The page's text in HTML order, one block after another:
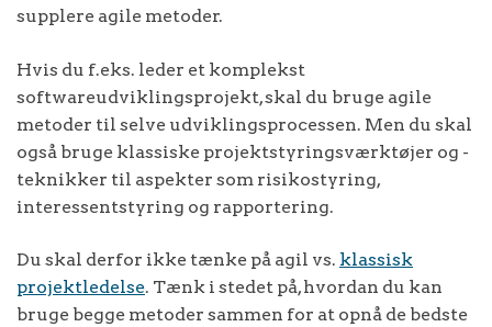
supplere agile metoder.
Hvis du f.eks. leder et komplekst
softwareudviklingsprojekt, skal du bruge agile
metoder til selve udviklingsprocessen. Men du skal
også bruge klassiske projektstyringsværktøjer og -
teknikker til aspekter som risikostyring,
interessentstyring og rapportering.
Du skal derfor ikke tænke på agil vs. klassisk
projektledelse. Tænk i stedet på, hvordan du kan
bruge begge metoder sammen for at opnå de bedste